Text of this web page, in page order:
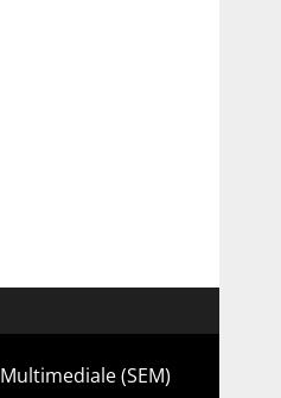
(SEM)